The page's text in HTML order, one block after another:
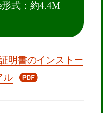
形式：約4.4M
明書のインストー
ル